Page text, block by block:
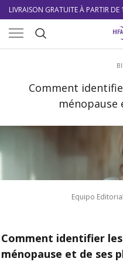
Aller au contenu
LIVRAISON GRATUITE À PARTIR
DU 27/07 AU 09/08 : SERVICE
Recherche
Comment
ménopause
Equipo
Comment identifier
ménopause et de ses